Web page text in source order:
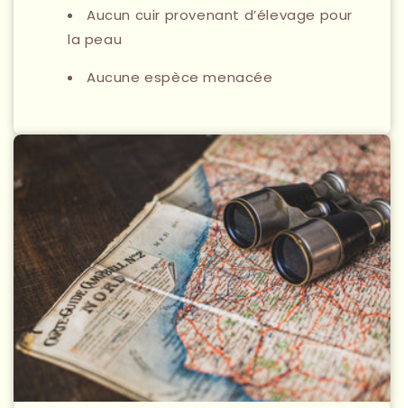
Aucun cuir provenant d’élevage pour
la peau
Aucune espèce menacée